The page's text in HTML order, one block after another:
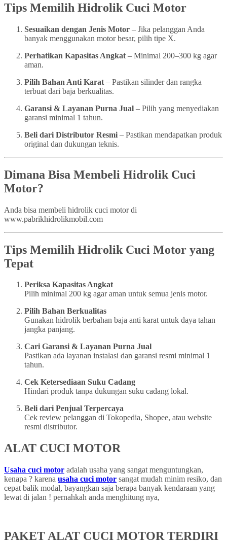
Tips Memilih Hidrolik Cuci Motor
Sesuaikan dengan Jenis Motor – Jika pelanggan Anda
banyak menggunakan motor besar, pilih tipe X.
Perhatikan Kapasitas Angkat – Minimal 200–300 kg agar
aman.
Pilih Bahan Anti Karat – Pastikan silinder dan rangka
terbuat dari baja berkualitas.
Garansi & Layanan Purna Jual – Pilih yang menyediakan
garansi minimal 1 tahun.
Beli dari Distributor Resmi – Pastikan mendapatkan produk
original dan dukungan teknis.
Dimana Bisa Membeli Hidrolik Cuci
Motor?
Anda bisa membeli hidrolik cuci motor di
www.pabrikhidrolikmobil.com
Tips Memilih Hidrolik Cuci Motor yang
Tepat
Periksa Kapasitas Angkat
Pilih minimal 200 kg agar aman untuk semua jenis motor.
Pilih Bahan Berkualitas
Gunakan hidrolik berbahan baja anti karat untuk daya tahan
jangka panjang.
Cari Garansi & Layanan Purna Jual
Pastikan ada layanan instalasi dan garansi resmi minimal 1
tahun.
Cek Ketersediaan Suku Cadang
Hindari produk tanpa dukungan suku cadang lokal.
Beli dari Penjual Terpercaya
Cek review pelanggan di Tokopedia, Shopee, atau website
resmi distributor.
ALAT CUCI MOTOR
Usaha cuci motor adalah usaha yang sangat menguntungkan,
kenapa ? karena usaha cuci motor sangat mudah minim resiko, dan
cepat balik modal, bayangkan saja berapa banyak kendaraan yang
lewat di jalan ! pernahkah anda menghitung nya,
PAKET ALAT CUCI MOTOR TERDIRI